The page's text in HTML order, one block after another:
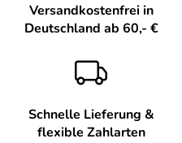
Str. 24 09548 Kurort
Str. 24 09548 Kurort Seiffen,
Versandkostenfrei in
Deutschland ab 60,- €
Schnelle Lieferung &
flexible Zahlarten